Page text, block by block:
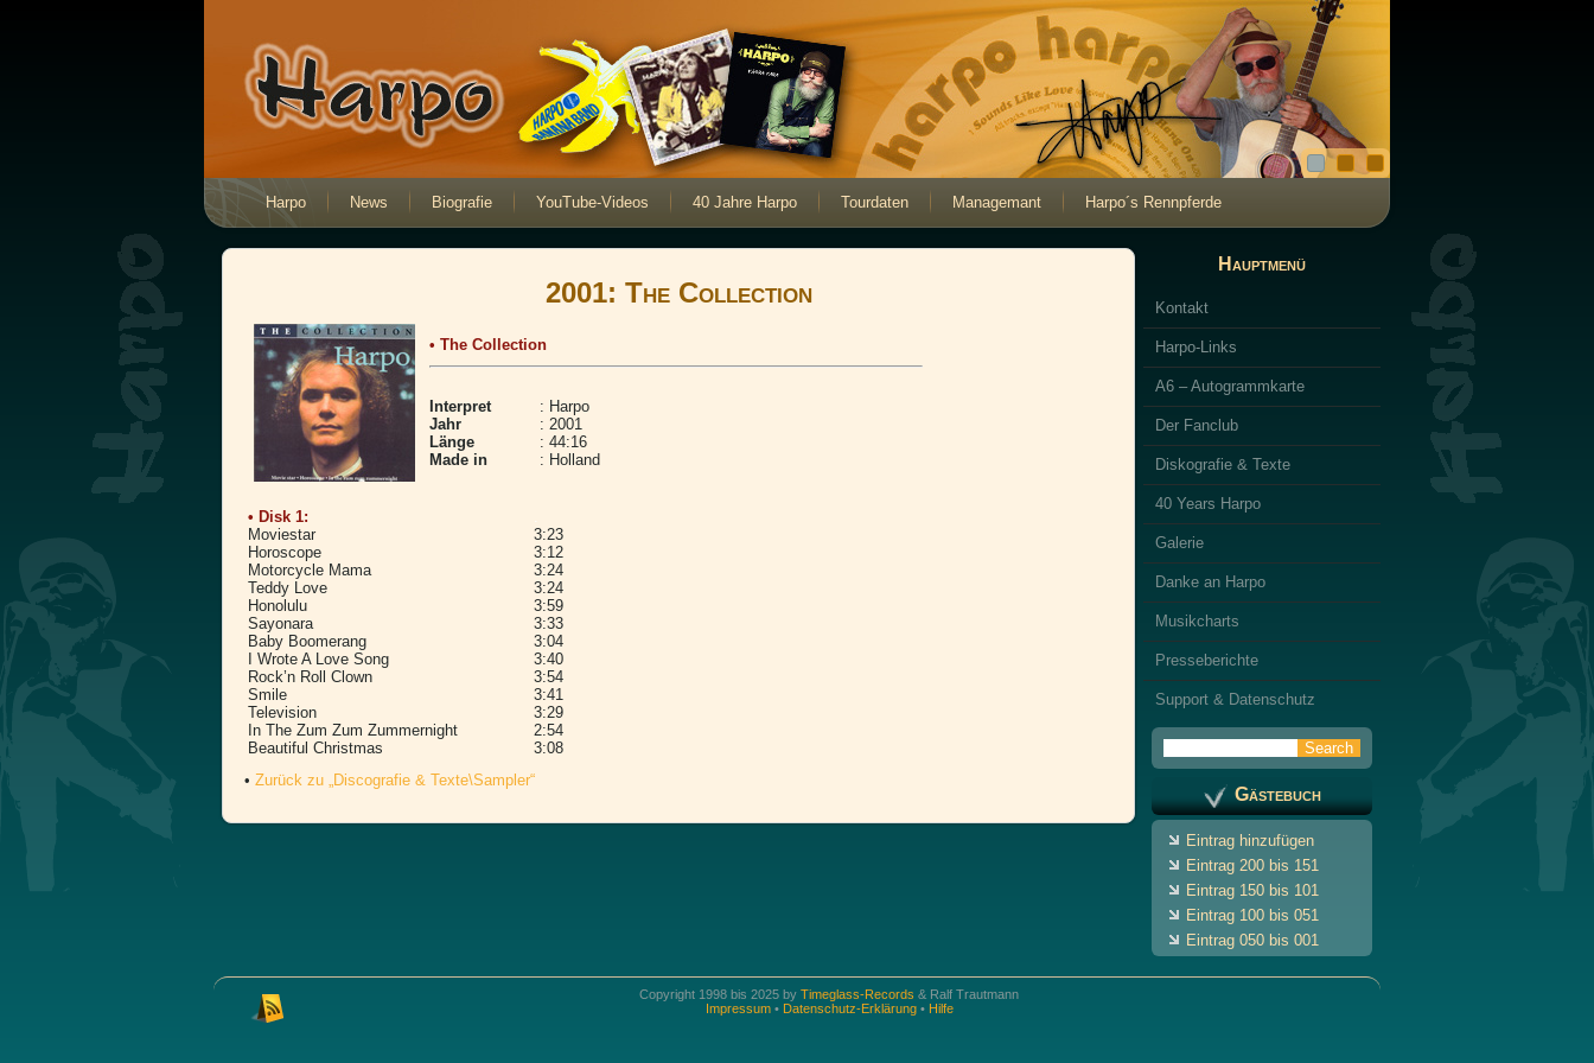
Harpo News Biografie YouTube-Videos 40 Jahre Harpo Tourdaten Managemant Harpo´s Rennpferde
2001: The Collection
• The Collection
Interpret
Jahr
Länge
Made in
: Harpo
: 2001
: 44:16
: Holland
• Disk 1:
Moviestar
Horoscope
Motorcycle Mama
Teddy Love
Honolulu
Sayonara
Baby Boomerang
I Wrote A Love Song
Rock’n Roll Clown
Smile
Television
In The Zum Zum Zummernight
Beautiful Christmas
.
3:23
3:12
3:24
3:24
3:59
3:33
3:04
3:40
3:54
3:41
3:29
2:54
3:08
• Zurück zu „Discografie & Texte\Sampler“
Hauptmenü
Kontakt
Harpo-Links
A6 – Autogrammkarte
Der Fanclub
Diskografie & Texte
40 Years Harpo
Galerie
Danke an Harpo
Musikcharts
Presseberichte
Support & Datenschutz
Gästebuch
Eintrag hinzufügen
Eintrag 200 bis 151
Eintrag 150 bis 101
Eintrag 100 bis 051
Eintrag 050 bis 001
Copyright 1998 bis 2025 by Timeglass-Records & Ralf Trautmann
Impressum• Datenschutz-Erklärung• Hilfe